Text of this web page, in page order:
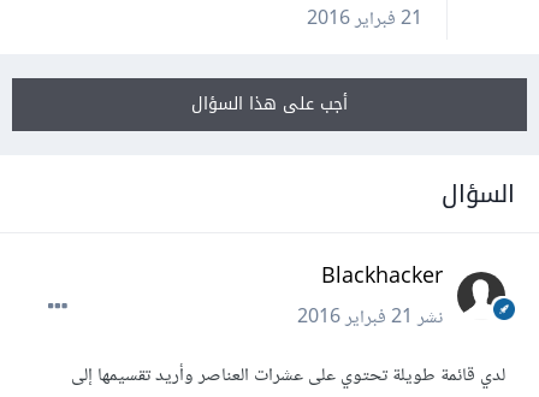
21 فبراير 2016
أجب على هذا السؤال
السؤال
Blackhacker
نشر21 فبراير 2016
لدي قائمة طويلة تحتوي على عشرات العناصر وأريد تقسيمها إلى